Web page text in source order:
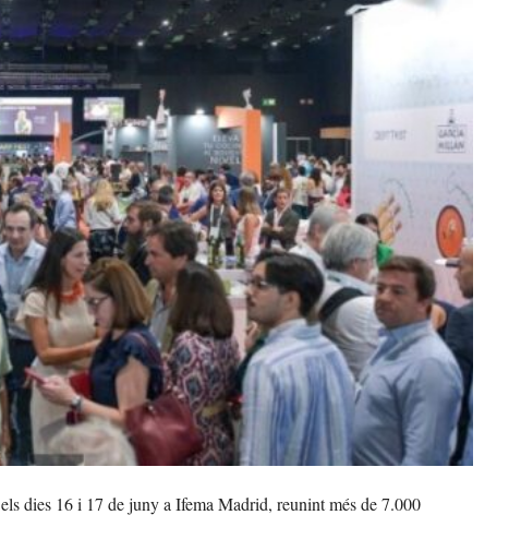
dies 16 i 17 de juny a Ifema Madrid, reunint més de 7.000